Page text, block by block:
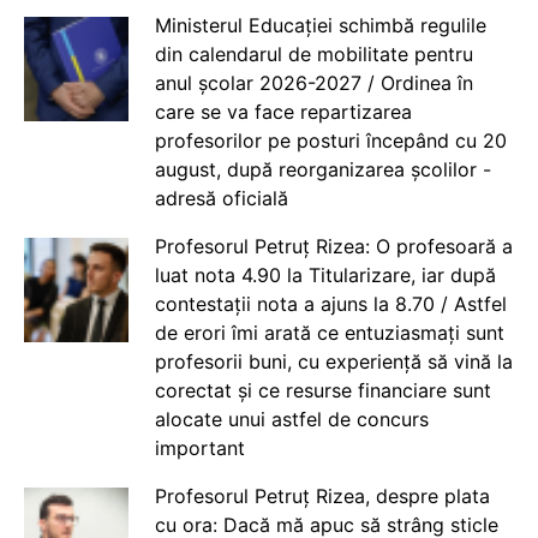
Ministerul Educației schimbă regulile
din calendarul de mobilitate pentru
anul școlar 2026-2027 / Ordinea în
care se va face repartizarea
profesorilor pe posturi începând cu 20
august, după reorganizarea școlilor -
adresă oficială
Profesorul Petruț Rizea: O profesoară a
luat nota 4.90 la Titularizare, iar după
contestații nota a ajuns la 8.70 / Astfel
de erori îmi arată ce entuziasmați sunt
profesorii buni, cu experiență să vină la
corectat și ce resurse financiare sunt
alocate unui astfel de concurs
important
Profesorul Petruț Rizea, despre plata
cu ora: Dacă mă apuc să strâng sticle